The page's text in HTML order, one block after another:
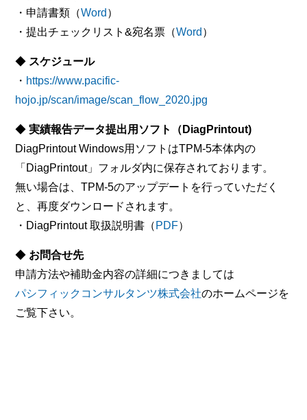
・申請書類（Word ）
・提出チェックリスト&宛名票（Word ）
◆ スケジュール
・ https://www.pacific-
hojo.jp/scan/image/scan_flow_2020.jpg
◆実績報告データ提出用ソフト（DiagPrintout)
DiagPrintout Windows用ソフトはTPM-5本体内の
「DiagPrintout」フォルダ内に保存されております。
無い場合は、TPM-5のアップデートを行っていただく
と、再度ダウンロードされます。
・DiagPrintout 取扱説明書（ PDF）
◆ お問合せ先
申請方法や補助金内容の詳細につきましては
パシフィックコンサルタンツ株式会社のホームページを
ご覧下さい。